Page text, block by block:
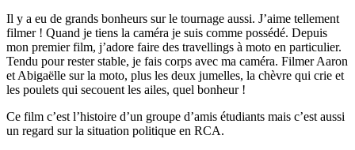
Il y a eu de grands bonheurs sur le tournage aussi. J’aime tellement
filmer ! Quand je tiens la caméra je suis comme possédé. Depuis
mon premier film, j’adore faire des travellings à moto en particulier.
Tendu pour rester stable, je fais corps avec ma caméra. Filmer Aaron
et Abigaëlle sur la moto, plus les deux jumelles, la chèvre qui crie et
les poulets qui secouent les ailes, quel bonheur !
Ce film c’est l’histoire d’un groupe d’amis étudiants mais c’est aussi
un regard sur la situation politique en RCA.